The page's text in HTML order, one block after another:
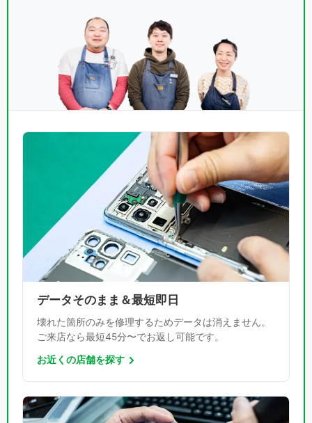
データそのまま＆最短即日
壊れた箇所のみを修理するためデータは消えません。
ご来店なら最短45分〜でお返し可能です。
お近くの店舗を探す